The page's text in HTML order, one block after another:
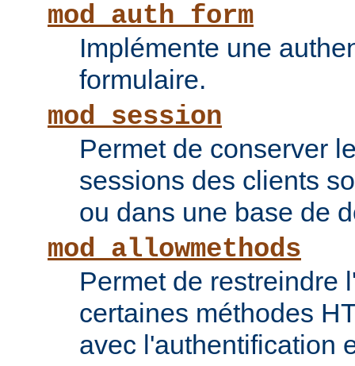
mod_auth_form
Implémente une
formulaire.
mod_session
Permet de conserver
sessions des clients
ou dans une base de
mod_allowmethods
Permet de restreindre
certaines méthodes
avec l'authentification